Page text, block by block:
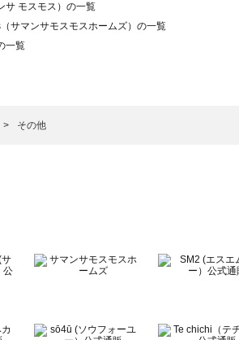
サ モスモス）の一覧
サマンサモスモスホームズ）の一覧
一覧
Mos2（ツハルバイサマンサモスモス）の一覧
サマンサモスモス ラーゴム）の一覧
ーズブルー）の一覧
ー）の一覧
その他